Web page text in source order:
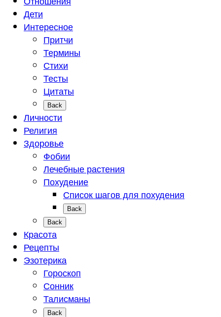
Дети
Интересное
Притчи
Термины
Стихи
Тесты
Цитаты
Back
Личности
Религия
Здоровье
Фобии
Лечебные растения
Похудение
Список шагов для похудения
Back
Back
Красота
Рецепты
Эзотерика
Гороскоп
Сонник
Талисманы
Back